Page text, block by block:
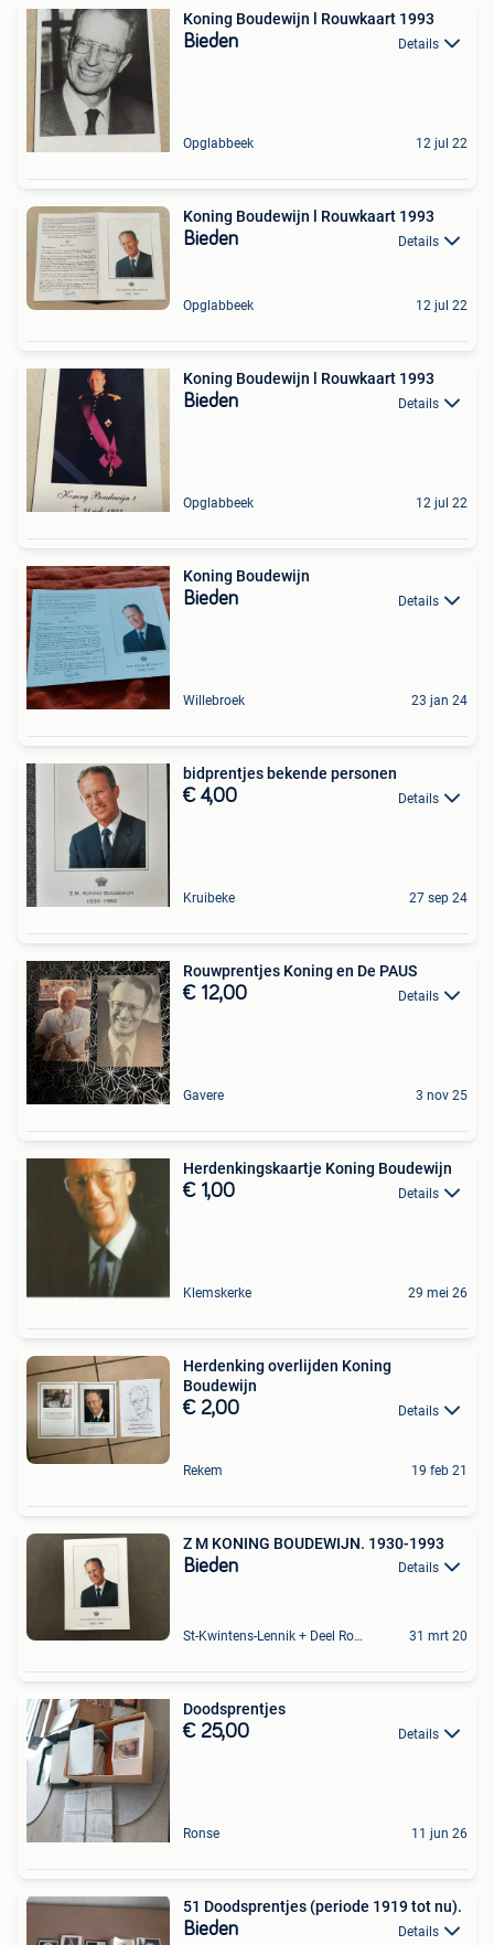
Koning Boudewijn l Rouwkaart 1993
Bieden Details
Opglabbeek 12 jul 22
Koning Boudewijn l Rouwkaart 1993
Bieden Details
Opglabbeek 12 jul 22
Koning Boudewijn l Rouwkaart 1993
Bieden Details
Opglabbeek 12 jul 22
Koning Boudewijn
Bieden Details
Willebroek 23 jan 24
bidprentjes bekende personen
€ 4,00 Details
Kruibeke 27 sep 24
Rouwprentjes Koning en De PAUS
€ 12,00 Details
Gavere 3 nov 25
Herdenkingskaartje Koning Boudewijn
€ 1,00 Details
Klemskerke 29 mei 26
Herdenking overlijden Koning
Boudewijn
€ 2,00 Details
Rekem 19 feb 21
Z M KONING BOUDEWIJN. 1930-1993
Bieden Details
St-Kwintens-Lennik + Deel Roosdaal 31 mrt 20
Doodsprentjes
€ 25,00 Details
Ronse 11 jun 26
51 Doodsprentjes (periode 1919 tot nu).
Bieden Details